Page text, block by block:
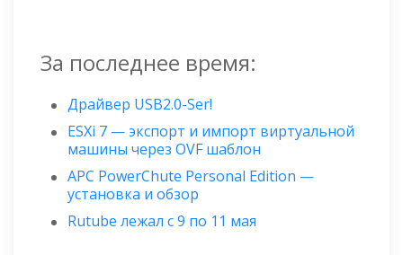
За последнее время:
Драйвер USB2.0-Ser!
ESXi 7 — экспорт и импорт виртуальной
машины через OVF шаблон
APC PowerChute Personal Edition —
установка и обзор
Rutube лежал с 9 по 11 мая